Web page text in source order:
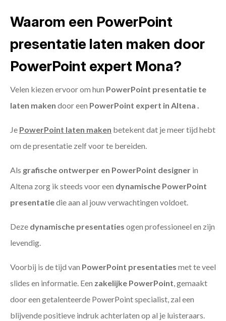
Waarom een PowerPoint
presentatie laten maken door
PowerPoint expert Mona?
Velen kiezen ervoor om hun PowerPoint presentatie te
laten maken door een PowerPoint expert in Altena .
Je PowerPoint laten maken betekent dat je meer tijd hebt
om de presentatie zelf voor te bereiden.
Als grafische ontwerper en PowerPoint designer in
Altena zorg ik steeds voor een dynamische PowerPoint
presentatiedie aan al jouw verwachtingen voldoet.
Deze dynamische presentaties ogen professioneel en zijn
levendig.
Voorbij is de tijd van PowerPoint presentaties met te veel
slides en informatie. Een zakelijke PowerPoint, gemaakt
door een getalenteerde PowerPoint specialist, zal een
blijvende positieve indruk achterlaten op al je luisteraars.